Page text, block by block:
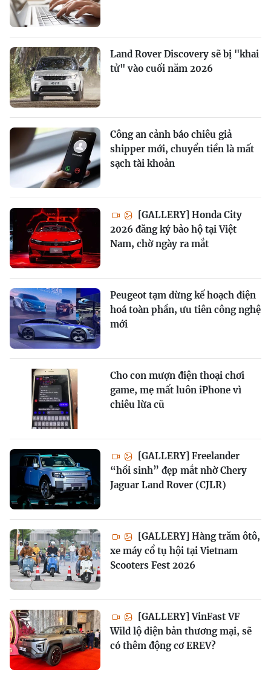
Land Rover Discovery sẽ bị "khai
tử" vào cuối năm 2026
Công an cảnh báo chiêu giả
shipper mới, chuyển tiền là mất
sạch tài khoản
[GALLERY] Honda City
2026 đăng ký bảo hộ tại Việt
Nam, chờ ngày ra mắt
Peugeot tạm dừng kế hoạch điện
hoá toàn phần, ưu tiên công nghệ
mới
Cho con mượn điện thoại chơi
game, mẹ mất luôn iPhone vì
chiêu lừa cũ
[GALLERY] Freelander
“hồi sinh” đẹp mắt nhờ Chery
Jaguar Land Rover (CJLR)
[GALLERY] Hàng trăm ôtô,
xe máy cổ tụ hội tại Vietnam
Scooters Fest 2026
[GALLERY] VinFast VF
Wild lộ diện bản thương mại, sẽ
có thêm động cơ EREV?